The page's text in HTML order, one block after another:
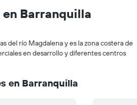
Barranquilla
del río Magdalena y es la zona costera de
en desarrollo y diferentes centros
en Barranquilla